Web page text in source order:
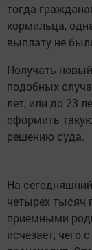
тогда
кормильца,
выплату не
Получать
подобных
лет, или до 23
оформить
решению суда.
На
четырех тысяч
приемными
исчезает, чего